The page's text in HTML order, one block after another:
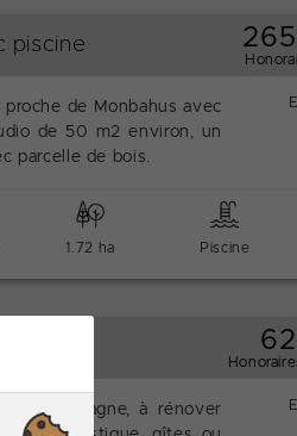
piscine
de Monbahus avec
de 50 m2 environ, un
parcelle de bois.
1.72 ha Piscine
la campagne, à rénover